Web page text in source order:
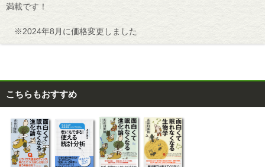
満載です！
※2024年8月に価格変更しました
こちらもおすすめ